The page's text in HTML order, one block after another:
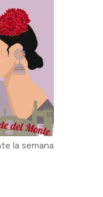
la semana